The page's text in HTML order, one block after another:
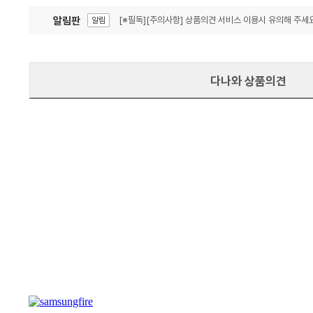
알림판 알림 [※필독][주의사항] 상품의견 서비스 이용시 유의해 주세
다나와 상품의견